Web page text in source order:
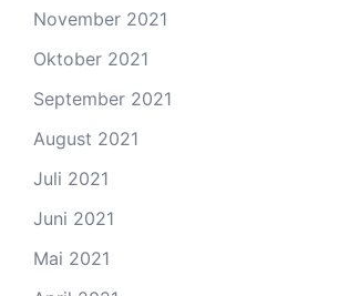
November 2021
Oktober 2021
September 2021
August 2021
Juli 2021
Juni 2021
Mai 2021